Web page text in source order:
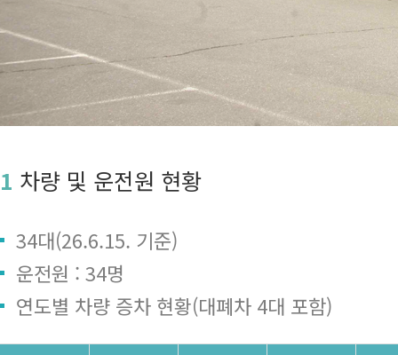
1 차량 및 운전원 현황
34대(26.6.15. 기준)
운전원 : 34명
연도별 차량 증차 현황(대폐차 4대 포함)